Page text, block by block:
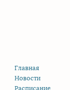
Главная
Новости